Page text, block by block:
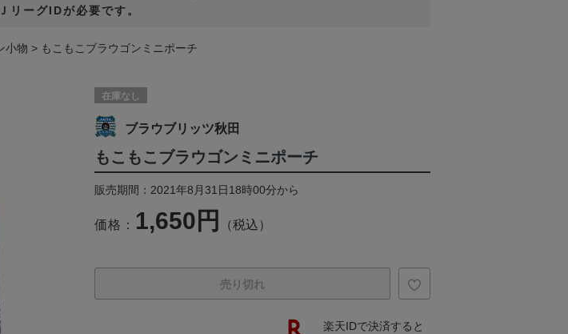
リーグIDが必要です。
小物 もこもこブラウゴンミニポーチ
在庫なし
ブラウブリッツ秋田
もこもこブラウゴンミニポーチ
販売期間：2021年8月31日18時00分から
価格： 1,650円 （税込）
売り切れ
楽天IDで決済すると